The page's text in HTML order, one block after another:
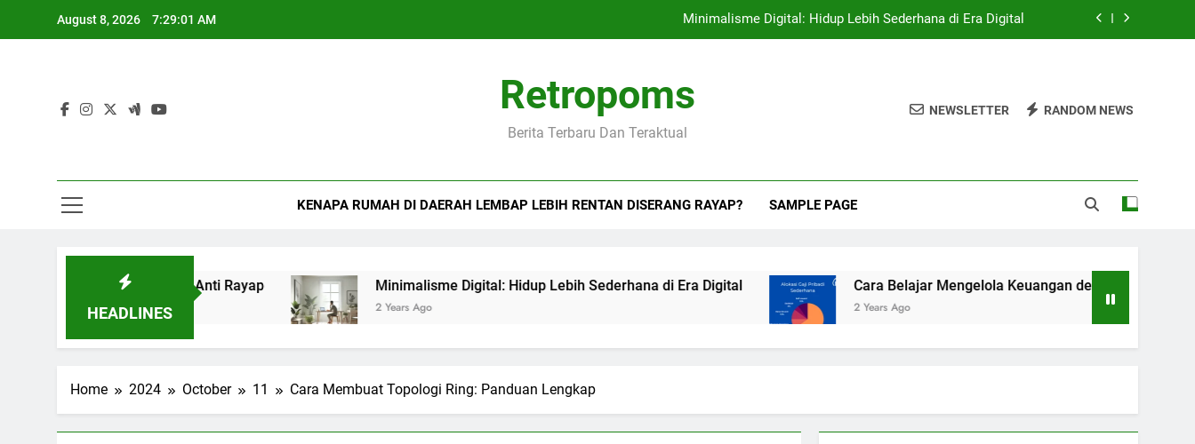
August 8, 2026 7:29:02 AM Minimalisme Digital: Hidup Lebih Sederhana di Era Digital
Kebiasaan Bijak Orang Cerdas: Kunci Menuju Kesuksesan
Cara Belajar Mengelola Keuangan dengan Efektif
Retropoms
Berita Terbaru Dan Teraktual
NEWSLETTER RANDOM NEWS
KENAPA RUMAH DI DAERAH LEMBAP LEBIH RENTAN DISERANG RAYAP? SAMPLE PAGE
HEADLINES
Dengan Jasa Anti Rayap Minimalisme Digital: Hidup Lebih Sederhana di Era Digital
2 Years Ago
Cara Belajar Mengelola Keuangan dengan Efektif
2 Years Ago
Home 2024 October 11 Cara Membuat Topologi Ring: Panduan Lengkap